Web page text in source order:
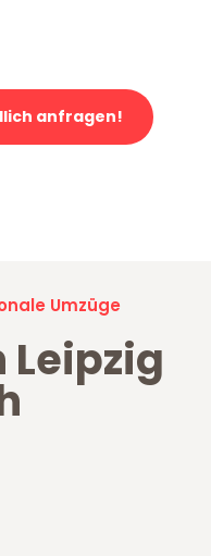
anfragen!
Umzüge
Leipzig